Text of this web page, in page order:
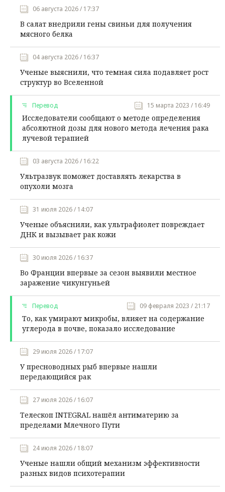
06 августа 2026 / 17:37
В салат внедрили гены свиньи для получения
мясного белка
04 августа 2026 / 16:37
Ученые выяснили, что темная сила подавляет рост
структур во Вселенной
Перевод 15 марта 2023 / 16:49
Исследователи сообщают о методе определения
абсолютной дозы для нового метода лечения рака
лучевой терапией
03 августа 2026 / 16:22
Ультразвук поможет доставлять лекарства в
опухоли мозга
31 июля 2026 / 14:07
Ученые объяснили, как ультрафиолет повреждает
ДНК и вызывает рак кожи
30 июля 2026 / 16:37
Во Франции впервые за сезон выявили местное
заражение чикунгуньей
Перевод 09 февраля 2023 / 21:17
То, как умирают микробы, влияет на содержание
углерода в почве, показало исследование
29 июля 2026 / 17:07
У пресноводных рыб впервые нашли
передающийся рак
27 июля 2026 / 16:07
Телескоп INTEGRAL нашёл антиматерию за
пределами Млечного Пути
24 июля 2026 / 18:07
Ученые нашли общий механизм эффективности
разных видов психотерапии